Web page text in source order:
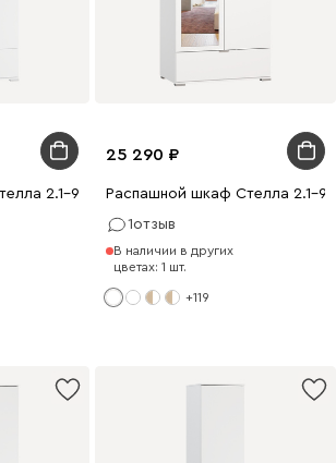
2.1-90x200 Белый
25 290
Распашной шкаф Стелла 2.1-
1отзыв
В наличии в других
цветах: 1 шт.
+119